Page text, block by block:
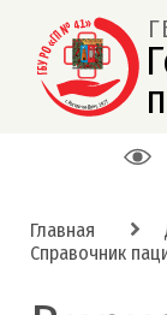
Главная
Справочник